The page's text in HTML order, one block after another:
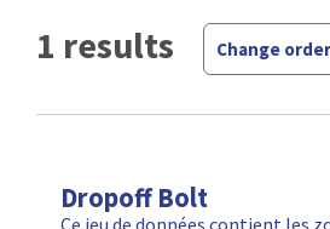
1 results Change order
Dropoff Bolt